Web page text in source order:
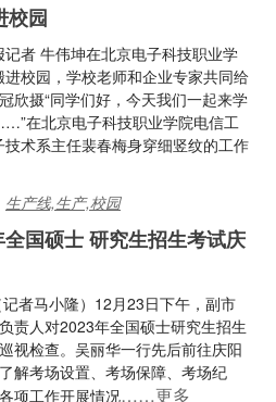
校园
者 牛伟坤在北京电子科技职业学
校园，学校老师和企业专家共同给
欣摄“同学们好，今天我们一起来学
在北京电子科技职业学院电信工
术系主任裴春梅身穿细竖纹的工作
生产线,生产,校园
国硕士 研究生招生考试庆
者马小隆）12月23日下午，副市
责人对2023年全国硕士研究生招生
视检查。吴丽华一行先后前往庆阳
解考场设置、考场保障、考场纪
项工作开展情况……更多